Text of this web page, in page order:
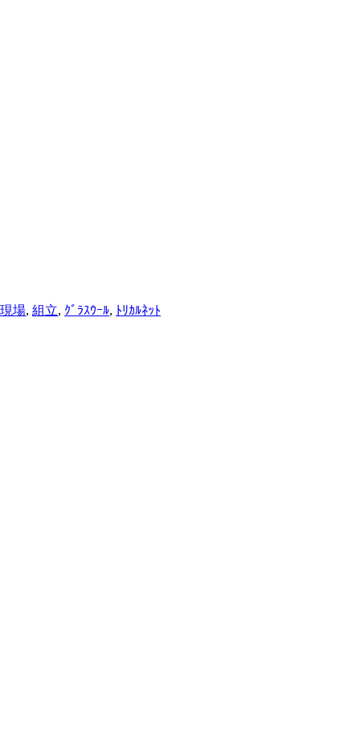
現場, 組立, ｸﾞﾗｽｳｰﾙ, ﾄﾘｶﾙﾈｯﾄ